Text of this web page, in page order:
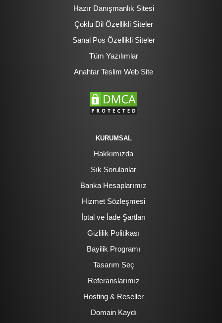
Hazır Danışmanlık Sitesi
Çoklu Dil Özellikli Siteler
Sanal Pos Özellikli Siteler
Tüm Yazılımlar
Anahtar Teslim Web Site
KURUMSAL
Hakkımızda
Sık Sorulanlar
Banka Hesaplarımız
Hizmet Sözleşmesi
İptal ve İade Şartları
Gizlilik Politikası
Bayilik Programı
Tasarım Seç
Referanslarımız
Hosting & Reseller
Domain Kaydı